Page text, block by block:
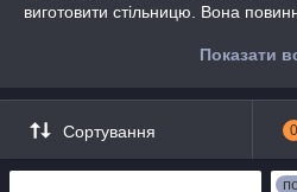
виготовити стільницю. Вона
собі плями від хімічних реагентів,
завдання і вимоги може виконати
його синоніми: литтєвий граніт,
матеріал популярний у всьому
можливості, величезний вибір
Показати
Сортування 0